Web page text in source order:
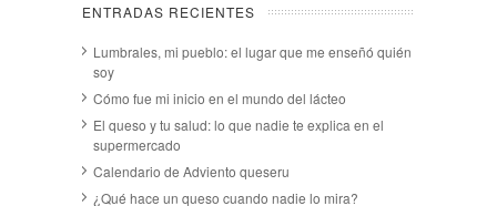
ENTRADAS RECIENTES
Lumbrales, mi pueblo: el lugar que me enseñó quién
soy
Cómo fue mi inicio en el mundo del lácteo
El queso y tu salud: lo que nadie te explica en el
supermercado
Calendario de Adviento queseru
¿Qué hace un queso cuando nadie lo mira?